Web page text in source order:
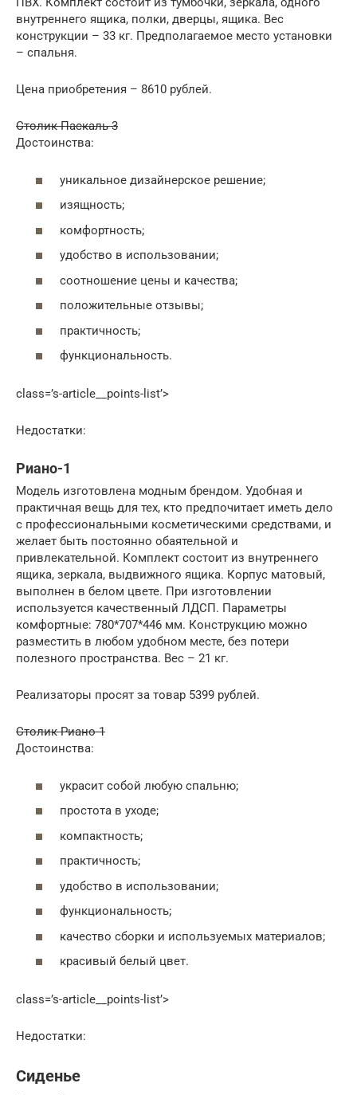
внутреннего ящика, полки, дверцы, ящика. Вес
конструкции – 33 кг. Предполагаемое место установки
– спальня.
Цена приобретения – 8610 рублей.
Столик Паскаль 3
Достоинства:
уникальное дизайнерское решение;
изящность;
комфортность;
удобство в использовании;
соотношение цены и качества;
положительные отзывы;
практичность;
функциональность.
class=’s-article__points-list’>
Недостатки:
Риано-1
Модель изготовлена модным брендом. Удобная и
практичная вещь для тех, кто предпочитает иметь дело
с профессиональными косметическими средствами, и
желает быть постоянно обаятельной и
привлекательной. Комплект состоит из внутреннего
ящика, зеркала, выдвижного ящика. Корпус матовый,
выполнен в белом цвете. При изготовлении
используется качественный ЛДСП. Параметры
комфортные: 780*707*446 мм. Конструкцию можно
разместить в любом удобном месте, без потери
полезного пространства. Вес – 21 кг.
Реализаторы просят за товар 5399 рублей.
Столик Риано-1
Достоинства:
украсит собой любую спальню;
простота в уходе;
компактность;
практичность;
удобство в использовании;
функциональность;
качество сборки и используемых материалов;
красивый белый цвет.
class=’s-article__points-list’>
Недостатки:
Сиденье